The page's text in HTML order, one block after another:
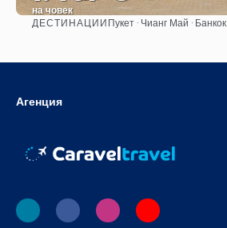
на човек
Вижте
ДЕСТИНАЦИИПукет · Чианг Май · Банкок
Агенция